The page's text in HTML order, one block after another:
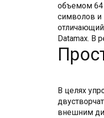
объемом 64
символов и
Datamax. В
В целях
внешним